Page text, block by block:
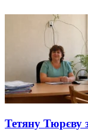
Тетяну Тюрєву